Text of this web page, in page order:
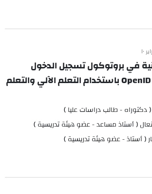
في بروتوكول تسجيل الدخول
الموحد OpenID Connect باستخدام التعلم الآلي والتعلم
( دكتوراه - طالب دراسات عليا )
( أستاذ مساعد - عضو هيئة تدريسية )
أستاذ - عضو هيئة تدريسية )